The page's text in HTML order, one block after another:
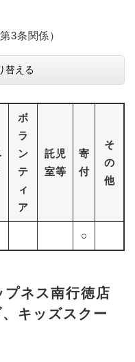
3条関係）
替える
ボ
ラ
ン
テ
ィ
ア
託児
室等
寄
付
そ
の
他
○
ネス南行徳店
キッズスクー